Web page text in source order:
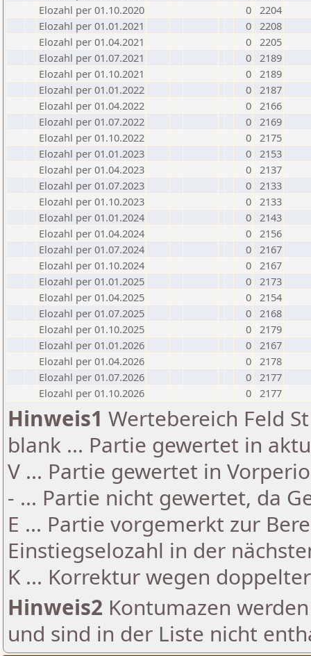
Elozahl per 01.10.2020
0 2204
Elozahl per 01.01.2021
0 2208
Elozahl per 01.04.2021
0 2205
Elozahl per 01.07.2021
0 2189
Elozahl per 01.10.2021
0 2189
Elozahl per 01.01.2022
0 2187
Elozahl per 01.04.2022
0 2166
Elozahl per 01.07.2022
0 2169
Elozahl per 01.10.2022
0 2175
Elozahl per 01.01.2023
0 2153
Elozahl per 01.04.2023
0 2137
Elozahl per 01.07.2023
0 2133
Elozahl per 01.10.2023
0 2133
Elozahl per 01.01.2024
0 2143
Elozahl per 01.04.2024
0 2156
Elozahl per 01.07.2024
0 2167
Elozahl per 01.10.2024
0 2167
Elozahl per 01.01.2025
0 2173
Elozahl per 01.04.2025
0 2154
Elozahl per 01.07.2025
0 2168
Elozahl per 01.10.2025
0 2179
Elozahl per 01.01.2026
0 2167
Elozahl per 01.04.2026
0 2178
Elozahl per 01.07.2026
0 2177
Elozahl per 01.10.2026
0 2177
Hinweis1 Wertebereich Feld
blank ... Partie gewertet in
V ... Partie gewertet in
- ... Partie nicht gewertet, da
E ... Partie vorgemerkt zur
Einstiegselozahl in der
K ... Korrektur wegen
Hinweis2 Kontumazen
und sind in der Liste nicht